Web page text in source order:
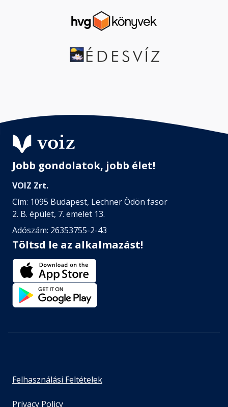
Jobb gondolatok, jobb élet!
VOIZ Zrt.
Cím: 1095 Budapest, Lechner Ödön fasor
2. B. épület, 7. emelet 13.
Adószám: 26353755-2-43
Töltsd le az alkalmazást!
Felhasználási Feltételek
Privacy Policy